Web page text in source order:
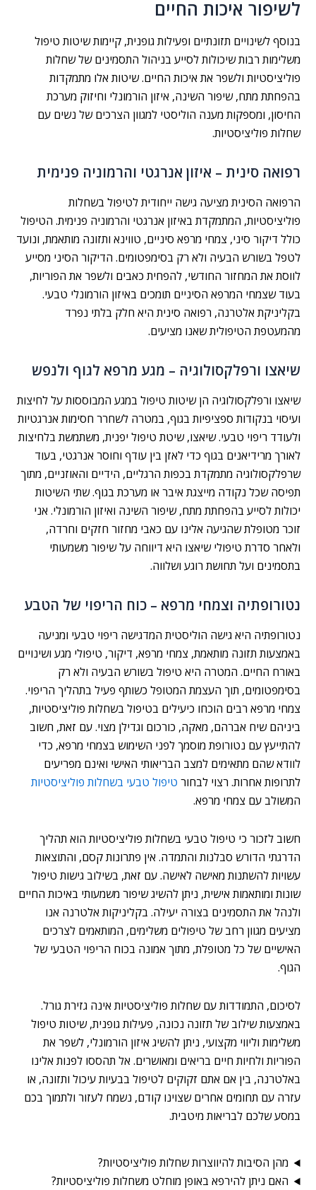
לשיפור איכות החיים
בנוסף לשינויים תזונתיים ופעילות גופנית, קיימות שיטות טיפול
משלימות רבות שיכולות לסייע בניהול התסמינים של שחלות
פוליציסטיות ולשפר את איכות החיים. שיטות אלו מתמקדות
בהפחתת מתח, שיפור השינה, איזון הורמונלי וחיזוק מערכת
החיסון, ומספקות מענה הוליסטי למגוון הצרכים של נשים עם
שחלות פוליציסטיות.
רפואה סינית – איזון אנרגטי והרמוניה פנימית
הרפואה הסינית מציעה גישה ייחודית לטיפול בשחלות
פוליציסטיות, המתמקדת באיזון אנרגטי והרמוניה פנימית. הטיפול
כולל דיקור סיני, צמחי מרפא סיניים, טווינא ותזונה מותאמת, ונועד
לטפל בשורש הבעיה ולא רק בסימפטומים. הדיקור הסיני מסייע
לווסת את המחזור החודשי, להפחית כאבים ולשפר את הפוריות,
בעוד שצמחי המרפא הסיניים תומכים באיזון הורמונלי טבעי.
בקליניקת אלטרנה, רפואה סינית היא חלק בלתי נפרד
מהמעטפת הטיפולית שאנו מציעים.
שיאצו ורפלקסולוגיה – מגע מרפא לגוף ולנפש
שיאצו ורפלקסולוגיה הן שיטות טיפול במגע המבוססות על לחיצות
ועיסוי בנקודות ספציפיות בגוף, במטרה לשחרר חסימות אנרגטיות
ולעודד ריפוי טבעי. שיאצו, שיטת טיפול יפנית, משתמשת בלחיצות
לאורך מרידיאנים בגוף כדי לאזן בין עודף וחוסר אנרגטי, בעוד
שרפלקסולוגיה מתמקדת בכפות הרגליים, הידיים והאוזניים, מתוך
תפיסה שכל נקודה מייצגת איבר או מערכת בגוף. שתי השיטות
יכולות לסייע בהפחתת מתח, שיפור השינה ואיזון הורמונלי. אני
זוכר מטופלת שהגיעה אלינו עם כאבי מחזור חזקים וחרדה,
ולאחר סדרת טיפולי שיאצו היא דיווחה על שיפור משמעותי
בתסמינים ועל תחושת רוגע ושלווה.
נטורופתיה וצמחי מרפא – כוח הריפוי של הטבע
נטורופתיה היא גישה הוליסטית המדגישה ריפוי טבעי ומניעה
באמצעות תזונה מותאמת, צמחי מרפא, דיקור, טיפולי מגע ושינויים
באורח החיים. המטרה היא טיפול בשורש הבעיה ולא רק
בסימפטומים, תוך העצמת המטופל כשותף פעיל בתהליך הריפוי.
צמחי מרפא רבים הוכחו כיעילים בטיפול בשחלות פוליציסטיות,
ביניהם שיח אברהם, מאקה, כורכום וגדילן מצוי. עם זאת, חשוב
להתייעץ עם נטורופת מוסמך לפני השימוש בצמחי מרפא, כדי
לוודא שהם מתאימים למצב הבריאותי האישי ואינם מפריעים
לתרופות אחרות. רצוי לבחור טיפול טבעי בשחלות פוליציסטיות
המשולב עם צמחי מרפא.
חשוב לזכור כי טיפול טבעי בשחלות פוליציסטיות הוא תהליך
הדרגתי הדורש סבלנות והתמדה. אין פתרונות קסם, והתוצאות
עשויות להשתנות מאישה לאישה. עם זאת, בשילוב גישות טיפול
שונות ומותאמות אישית, ניתן להשיג שיפור משמעותי באיכות החיים
ולנהל את התסמינים בצורה יעילה. בקליניקות אלטרנה אנו
מציעים מגוון רחב של טיפולים משלימים, המותאמים לצרכים
האישיים של כל מטופלת, מתוך אמונה בכוח הריפוי הטבעי של
הגוף.
לסיכום, התמודדות עם שחלות פוליציסטיות אינה גזירת גורל.
באמצעות שילוב של תזונה נכונה, פעילות גופנית, שיטות טיפול
משלימות וליווי מקצועי, ניתן להשיג איזון הורמונלי, לשפר את
הפוריות ולחיות חיים בריאים ומאושרים. אל תהססו לפנות אלינו
באלטרנה, בין אם אתם זקוקים לטיפול בבעיות עיכול ותזונה, או
עזרה עם תחומים אחרים שצוינו קודם, נשמח לעזור ולתמוך בכם
במסע שלכם לבריאות מיטבית.
מהן הסיבות להיווצרות שחלות פוליציסטיות?
האם ניתן להירפא באופן מוחלט משחלות פוליציסטיות?